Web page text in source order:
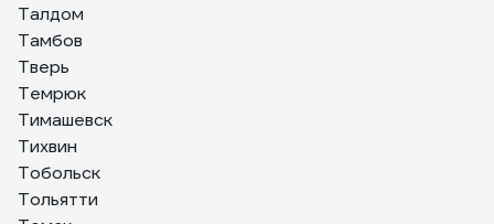
Талдом
Тамбов
Тверь
Темрюк
Тимашевск
Тихвин
Тобольск
Тольятти